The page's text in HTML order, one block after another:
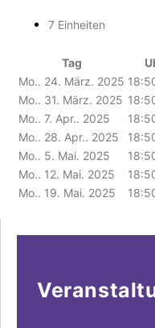
7 Einheiten
Tag
Mo.. 24. März. 2025
Mo.. 31. März. 2025
Mo.. 7. Apr.. 2025
Mo.. 28. Apr.. 2025
Mo.. 5. Mai. 2025
Mo.. 12. Mai. 2025
Mo.. 19. Mai. 2025